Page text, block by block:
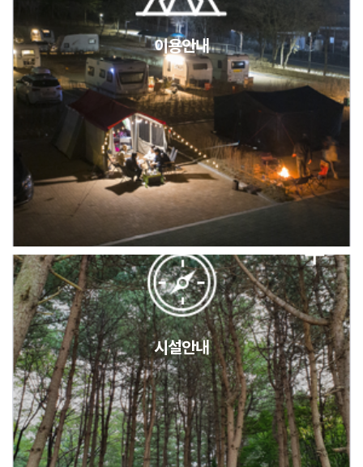
2026년 5월 캠핑장 안점 점검의 날 변경 안내
캠핑장(9월1일~6일) 미운영 공지
[6/1]전산시스템 점검 및 안정화에 따른 서비스 이용 제한 안내
이용안내
시설안내